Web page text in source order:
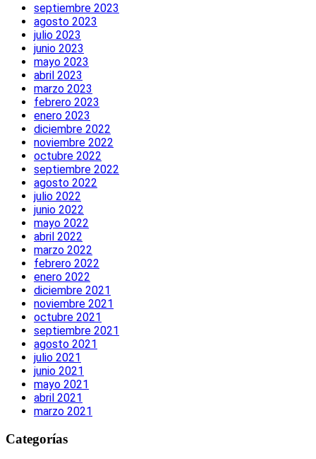
septiembre 2023
agosto 2023
julio 2023
junio 2023
mayo 2023
abril 2023
marzo 2023
febrero 2023
enero 2023
diciembre 2022
noviembre 2022
octubre 2022
septiembre 2022
agosto 2022
julio 2022
junio 2022
mayo 2022
abril 2022
marzo 2022
febrero 2022
enero 2022
diciembre 2021
noviembre 2021
octubre 2021
septiembre 2021
agosto 2021
julio 2021
junio 2021
mayo 2021
abril 2021
marzo 2021
Categorías